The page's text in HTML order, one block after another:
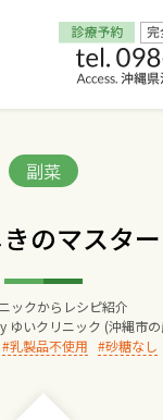
Categories:
副菜
のマスタ
ックからレシピ紹介
ゆいクリニック (沖縄市
乳製品不使用 砂糖なし
Home
らのごあいさつ
ニックの経営理念
診療料金